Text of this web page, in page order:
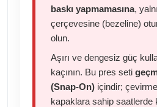
baskı yapmamasına,
çerçevesine (bezeline)
olun.
Aşırı ve dengesiz güç
kaçının. Bu pres seti
(Snap-On) içindir;
kapaklara sahip saatlerde